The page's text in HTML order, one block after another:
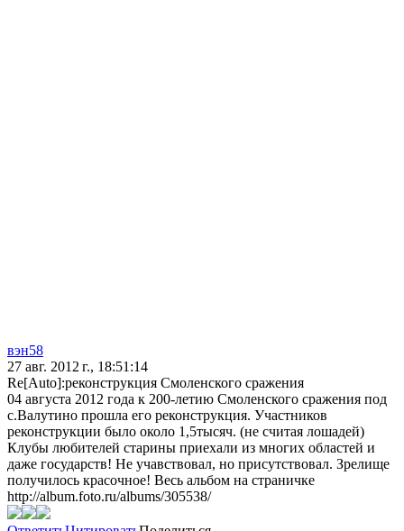
вэн58
27 авг. 2012 г., 18:51:14
Re[Auto]:реконструкция Смоленского сражения
04 августа 2012 года к 200-летию Смоленского сражения под
с.Валутино прошла его реконструкция. Участников
реконструкции было около 1,5тысяч. (не считая лошадей)
Клубы любителей старины приехали из многих областей и
даже государств! Не учавствовал, но присутствовал. Зрелище
получилось красочное! Весь альбом на страничке
http://album.foto.ru/albums/305538/